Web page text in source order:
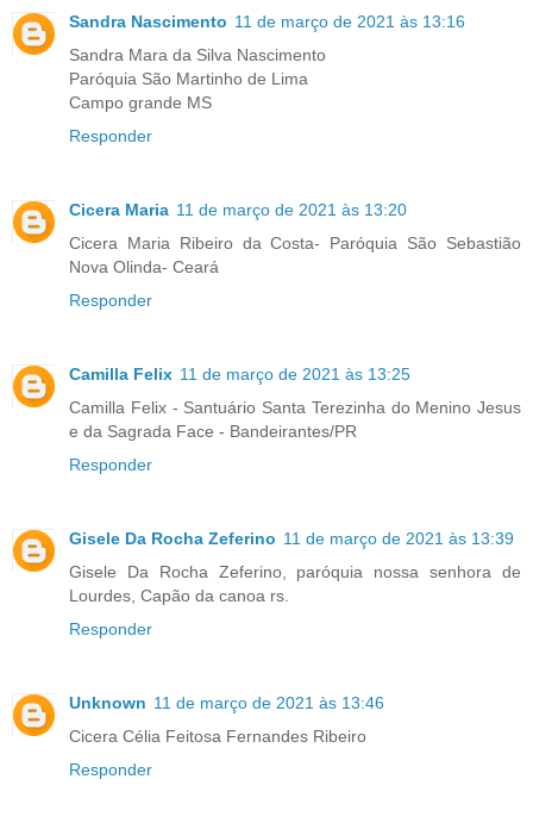
Sandra Nascimento 11 de março de 2021 às 13:16
Sandra Mara da Silva Nascimento
Paróquia São Martinho de Lima
Campo grande MS
Responder
Cicera Maria 11 de março de 2021 às 13:20
Cicera Maria Ribeiro da Costa- Paróquia São Sebastião
Nova Olinda- Ceará
Responder
Camilla Felix 11 de março de 2021 às 13:25
Camilla Felix - Santuário Santa Terezinha do Menino Jesus
e da Sagrada Face - Bandeirantes/PR
Responder
Gisele Da Rocha Zeferino 11 de março de 2021 às 13:39
Gisele Da Rocha Zeferino, paróquia nossa senhora de
Lourdes, Capão da canoa rs.
Responder
Unknown 11 de março de 2021 às 13:46
Cicera Célia Feitosa Fernandes Ribeiro
Responder